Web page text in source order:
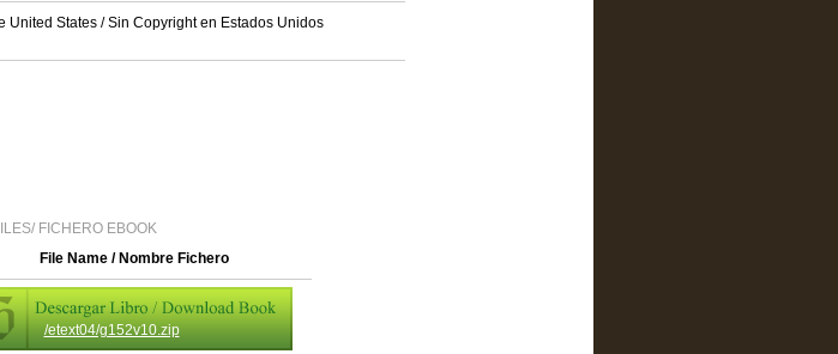
United States / Sin Copyright en Estados Unidos
FICHERO EBOOK
File Name / Nombre Fichero
/etext04/g152v10.zip